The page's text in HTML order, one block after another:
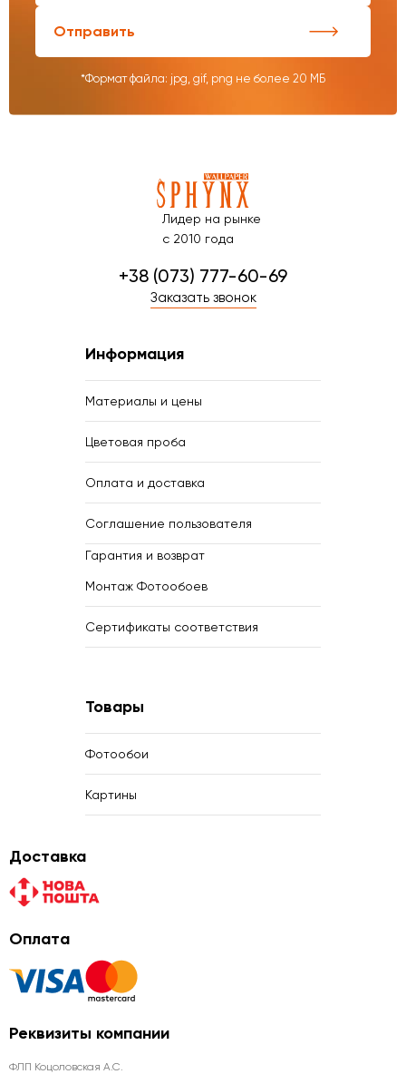
Отправить
*Формат файла: jpg, gif, png не более 20 МБ
Лидер на рынке
с 2010 года
+38 (073) 777-60-69
Заказать звонок
Информация
Материалы и цены
Цветовая проба
Оплата и доставка
Соглашение пользователя
Гарантия и возврат
Монтаж Фотообоев
Сертификаты соответствия
Товары
Фотообои
Картины
Доставка
Оплата
Реквизиты компании
ФЛП Коцоловская А.С.